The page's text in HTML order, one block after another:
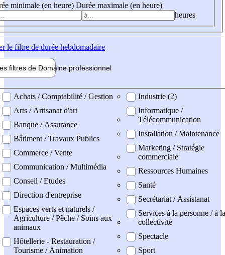
minimale (en heure) Durée maximale (en heure)
heures
le filtre de durée hebdomadaire
filtres de Domaine professionnel
professionel
Achats / Comptabilité / Gestion
Arts / Artisanat d'art
Banque / Assurance
Bâtiment / Travaux Publics
Commerce / Vente
Communication / Multimédia
Conseil / Etudes
Direction d'entreprise
Espaces verts et naturels /
Agriculture / Pêche / Soins aux
animaux
Hôtellerie - Restauration /
Tourisme / Animation
Industrie (2)
Informatique /
Télécommunication
Installation / Maintenance
Marketing / Stratégie
commerciale
Ressources Humaines
Santé
Secrétariat / Assistanat
Services à la personne / à la
collectivité
Spectacle
Sport